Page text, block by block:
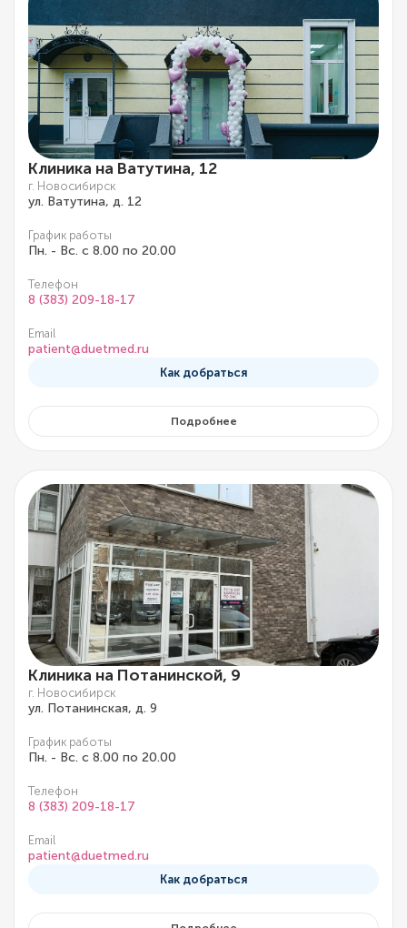
Клиника на Ватутина, 12
г. Новосибирск
ул. Ватутина, д. 12
График работы
Пн. - Вс. с 8.00 по 20.00
Телефон
8 (383) 209-18-17
Email
patient@duetmed.ru
Как добраться
Подробнее
Клиника на Потанинской, 9
г. Новосибирск
ул. Потанинская, д. 9
График работы
Пн. - Вс. с 8.00 по 20.00
Телефон
8 (383) 209-18-17
Email
patient@duetmed.ru
Как добраться